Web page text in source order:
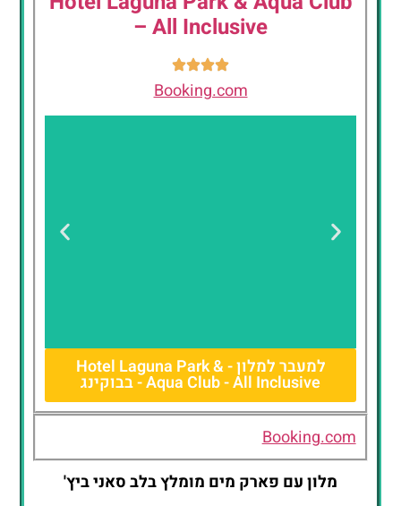
– All Inclusive
Booking.com
Hotel Laguna
Park & Aqua
למעבר למלון - Hotel Laguna Park &
Aqua Club - All Inclusive - בבוקינג
Booking.com
מלון עם פארק מים מומלץ בלב סאני ביץ'